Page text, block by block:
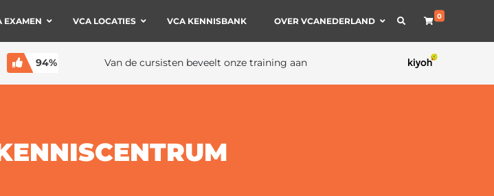
EXAMEN VCA LOCATIES VCA KENNISBANK OVER VCANEDERLAND 0
94% Van de cursisten beveelt onze training aan